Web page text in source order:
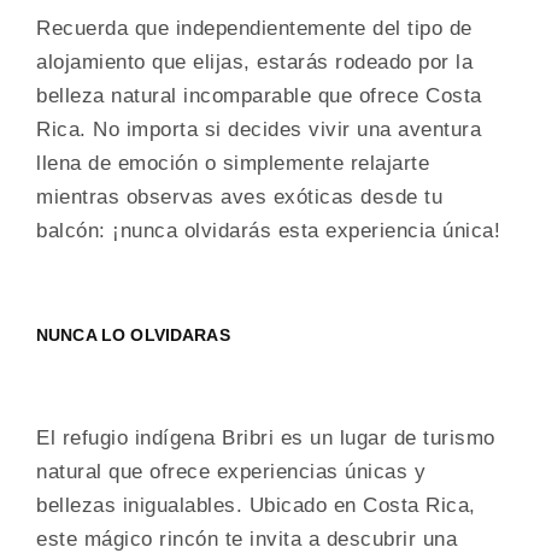
Recuerda que independientemente del tipo de
alojamiento que elijas, estarás rodeado por la
belleza natural incomparable que ofrece Costa
Rica. No importa si decides vivir una aventura
llena de emoción o simplemente relajarte
mientras observas aves exóticas desde tu
balcón: ¡nunca olvidarás esta experiencia única!
NUNCA LO OLVIDARAS
El refugio indígena Bribri es un lugar de turismo
natural que ofrece experiencias únicas y
bellezas inigualables. Ubicado en Costa Rica,
este mágico rincón te invita a descubrir una